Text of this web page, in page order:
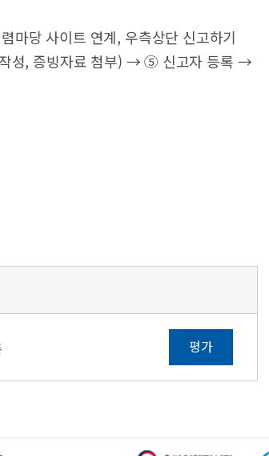
당 사이트 연계, 우측상단 신고하기
성, 증빙자료 첨부) → ⑤ 신고자 등록 →
평가